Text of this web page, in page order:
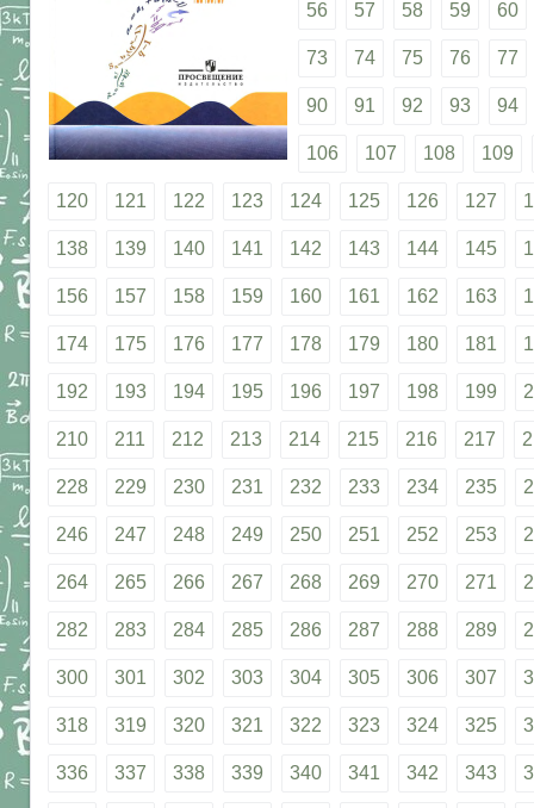
56 57 58 59 60
73 74 75 76 77
90 91 92 93 94
106 107 108 109
120 121 122 123 124 125 126 127
138 139 140 141 142 143 144 145
156 157 158 159 160 161 162 163
174 175 176 177 178 179 180 181
192 193 194 195 196 197 198 199
210 211 212 213 214 215 216 217
228 229 230 231 232 233 234 235
246 247 248 249 250 251 252 253
264 265 266 267 268 269 270 271
282 283 284 285 286 287 288 289
300 301 302 303 304 305 306 307
318 319 320 321 322 323 324 325
336 337 338 339 340 341 342 343